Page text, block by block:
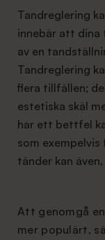
Tandreglering
innebär att dina
av en
Tandreglering
flera tillfällen;
estetiska skäl
har ett bettfel
som
tänder kan
Att genomgå
mer populärt,